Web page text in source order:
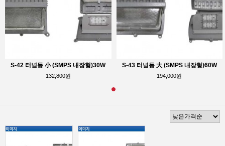
S-42 터널등 小 (SMPS 내장형)30W
132,800원
S-43 터널등 大 (SMPS 내장형)60W
194,000원